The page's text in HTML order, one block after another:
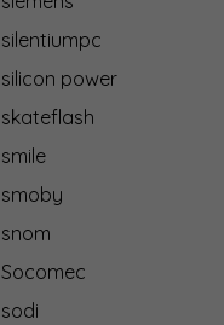
silentiumpc
silicon power
skateflash
smile
smoby
snom
Socomec
sodi